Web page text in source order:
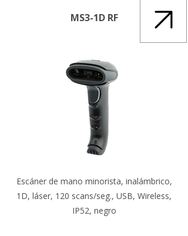
MS3-1D RF
Escáner de mano minorista, inalámbrico,
1D, láser, 120 scans/seg., USB, Wireless,
IP52, negro